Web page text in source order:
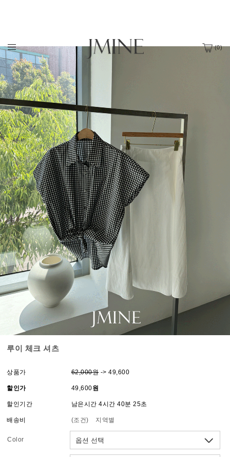
(0)
루이 체크 셔츠
상품가 62,000원-> 49,600
할인가 49,600원
할인기간 남은시간 4시간 40분 25초
배송비 (조건) 지역별
Color